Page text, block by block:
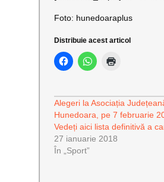
Foto: hunedoaraplus
Distribuie acest articol
Alegeri la Asociația
Hunedoara, pe 7 februarie
Vedeți aici lista definitivă a
27 ianuarie 2018
În „Sport”